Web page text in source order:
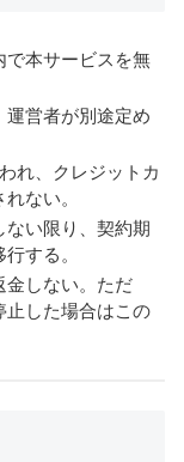
で本サービスを無
営者が別途定め
れ、クレジットカ
ない。
い限り、契約期
する。
金しない。ただ
止した場合はこの